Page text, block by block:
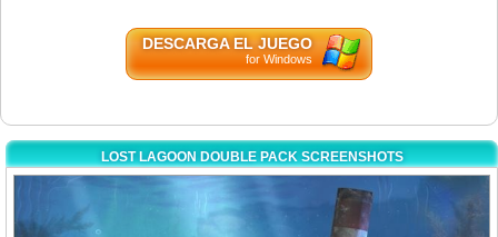
DESCARGA EL JUEGO
for Windows
LOST LAGOON DOUBLE PACK SCREENSHOTS